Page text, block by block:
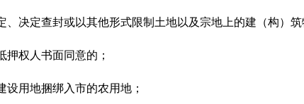
定查封或以其他形式限制土地以及宗地上的建（构）筑
权人书面同意的；
用地捆绑入市的农用地；